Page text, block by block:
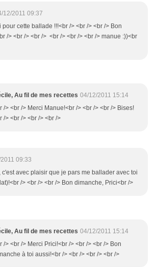
12/2011 09:37
pour cette ballade !!!<br /> <br /> <br /> Bon
/> <br /> <br /> <br /> <br /> <br /> manue :))<br
Au fil de mes recettes 04/12/2011 15:14
/> <br /> Merci Manue!<br /> <br /> <br /> Bises!
/> <br /> <br /> <br />
09:33
c'est avec plaisir que je pars me ballader avec toi
/> <br /> <br /> Bon dimanche, Prici<br />
Au fil de mes recettes 04/12/2011 15:14
/> <br /> Merci Prici!<br /> <br /> <br /> Bon
à toi aussi!<br /> <br /> <br /> <br />